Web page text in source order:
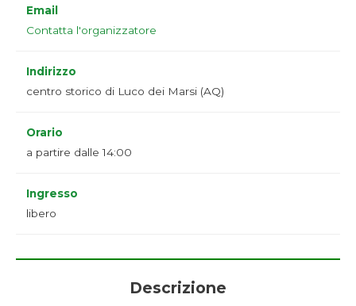
Email
Contatta l'organizzatore
Indirizzo
centro storico di Luco dei Marsi (AQ)
Orario
a partire dalle 14:00
Ingresso
libero
Descrizione